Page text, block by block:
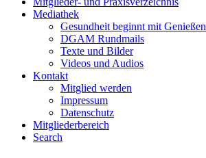
Mediathek
Gesundheit beginnt mit Genießen
DGAM Rundmails
Texte und Bilder
Videos und Audios
Kontakt
Mitglied werden
Impressum
Datenschutz
Mitgliederbereich
Search